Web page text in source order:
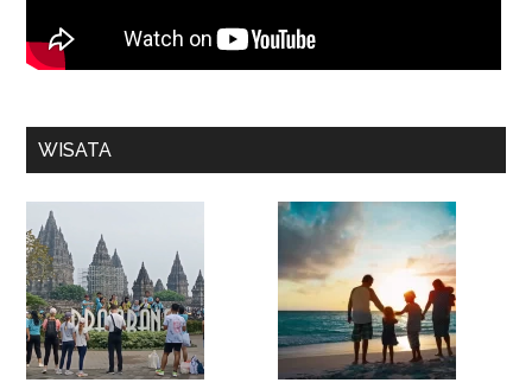
WISATA